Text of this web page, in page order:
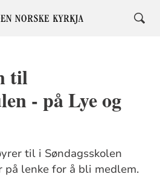
til
- på Lye og
til i Søndagsskolen
på lenke for å bli medlem.